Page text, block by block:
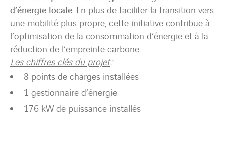
d’énergie locale. En plus de faciliter la transition vers
une mobilité plus propre, cette initiative contribue à
l’optimisation de la consommation d’énergie et à la
réduction de l’empreinte carbone.
Les chiffres clés du projet:
8 points de charges installées
1 gestionnaire d’énergie
176 kW de puissance installés